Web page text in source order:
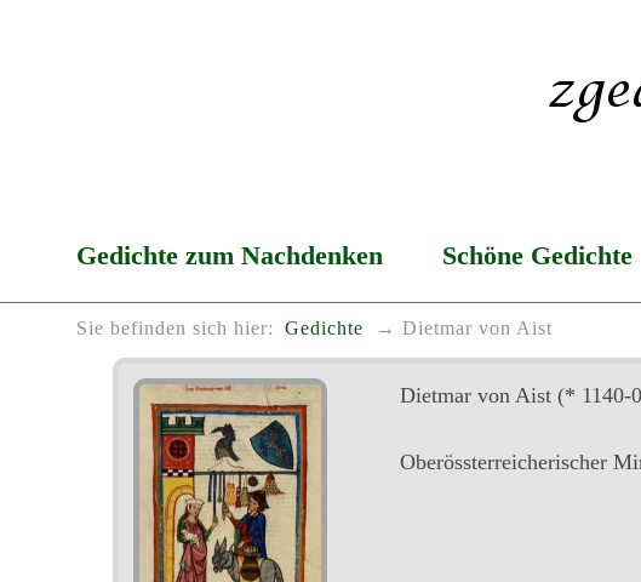
Gedichte zum Nachdenken Schöne Gedichte
Sie befinden sich hier: Gedichte Dietmar von Aist
Dietmar von Aist (* 1140-
Oberössterreicherischer